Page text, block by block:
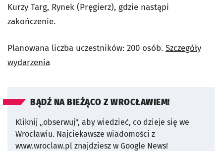
Kurzy Targ, Rynek (Pręgierz), gdzie nastąpi
zakończenie.
Planowana liczba uczestników: 200 osób. Szczegóły
wydarzenia
BĄDŹ NA BIEŻĄCO Z WROCŁAWIEM!
Kliknij „obserwuj”, aby wiedzieć, co dzieje się we
Wrocławiu. Najciekawsze wiadomości z
www.wroclaw.pl znajdziesz w Google News!